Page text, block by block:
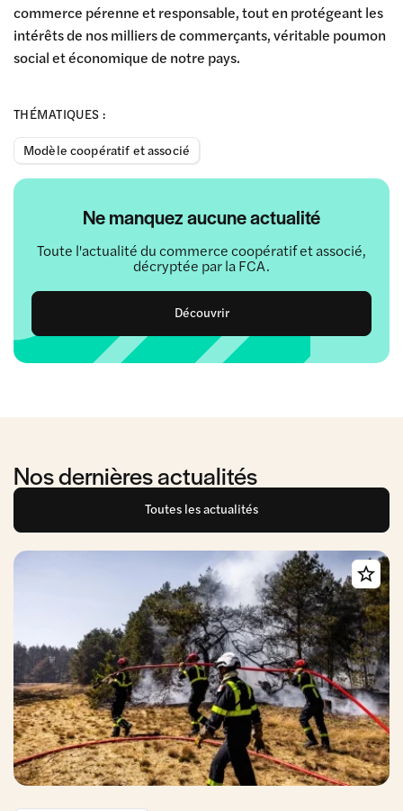
THÉMATIQUES :
Modèle coopératif et associé
Ne manquez aucune actualité
Toute l'actualité du commerce coopératif et associé,
décryptée par la FCA.
Découvrir
commerce pérenne et responsable, tout en protégeant les
intérêts de nos milliers de commerçants, véritable poumon
social et économique de notre pays.
Nos dernières actualités
Toutes les actualités